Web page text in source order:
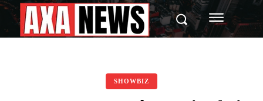
SHOWBIZ